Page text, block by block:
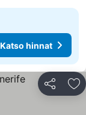
Katso hinnat
Jaa